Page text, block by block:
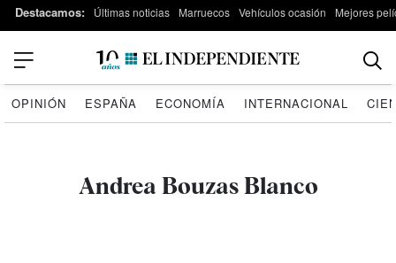
Destacamos: Últimas noticias Marruecos Vehículos ocasión Mejores
OPINIÓN ESPAÑA ECONOMÍA INTERNACIONAL
Andrea Bouzas Blanco